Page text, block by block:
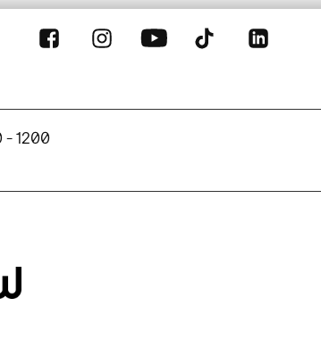
- 1200